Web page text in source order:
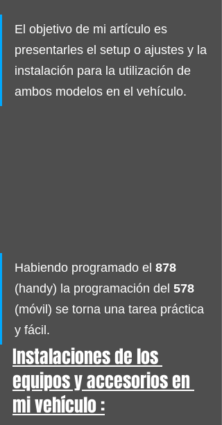
El objetivo de mi artículo es
presentarles el setup o ajustes y la
instalación para la utilización de
ambos modelos en el vehículo.
Habiendo programado el 878
(handy) la programación del 578
(móvil) se torna una tarea práctica
y fácil.
Instalaciones de los
equipos y accesorios en
mi vehículo :